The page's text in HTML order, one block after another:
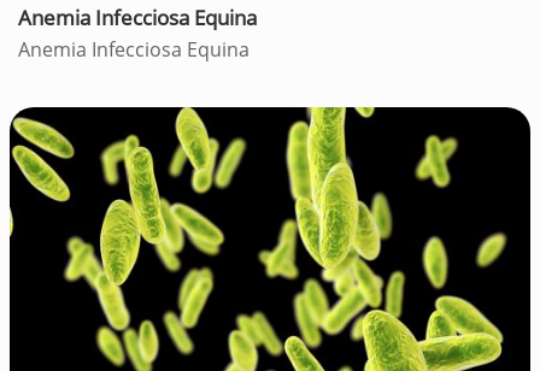
Anemia Infecciosa Equina
Anemia Infecciosa Equina